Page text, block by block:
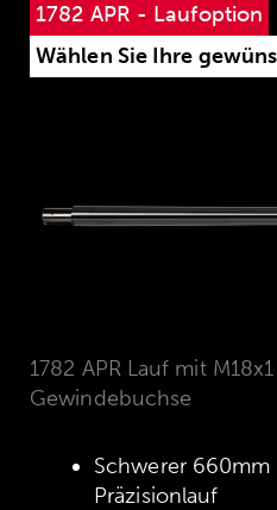
1782 APR - Laufoption
Wählen Sie Ihre
1782 APR Lauf mit
Gewindebuchse
Schwerer 660mm
Präzisionlauf